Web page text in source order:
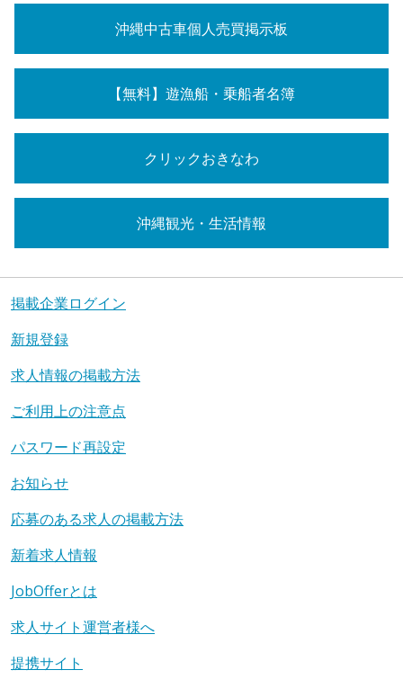
沖縄中古車個人売買掲示板
【無料】遊漁船・乗船者名簿
クリックおきなわ
沖縄観光・生活情報
掲載企業ログイン
新規登録
求人情報の掲載方法
ご利用上の注意点
パスワード再設定
お知らせ
応募のある求人の掲載方法
新着求人情報
JobOfferとは
求人サイト運営者様へ
提携サイト